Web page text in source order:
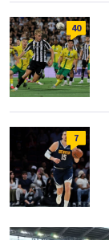
40
7